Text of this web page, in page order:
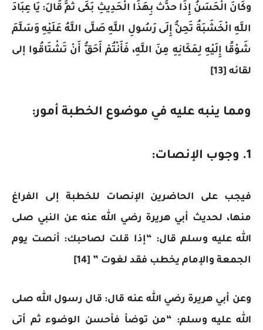
وكَانَ الْحَسَنُ إِذَا حدَّث بِهَذَا الْحَدِيثِ بَكَى ثُمَّ قَالَ: يَا عِبَادَ
اللَّهِ الْخَشَبَةُ تَحِنُّ إِلَى رَسُولِ اللَّهِ صَلَّى اللَّهُ عَلَيْهِ وَسَلَّمَ
شَوْقًا إِلَيْهِ لِمَكَانِهِ مِنَ اللَّهِ، فَأَنْتُمْ أَحَقُّ أَنْ تَشْتَاقُوا إلى
لقائه [13]
ومما ينبه عليه في موضوع الخطبة أمور:
1. وجوب الإنصات:
فيجب على الحاضرين الإنصات للخطبة إلى الفراغ
منها، لحديث أبي هريرة رضي الله عنه عن النبي صلى
الله عليه وسلم قال: “إذا قلت لصاحبك: أنصت يوم
الجمعة والإمام يخطب فقد لغوت ” [14]
وعن أبي هريرة رضي الله عنه قال: قال رسول الله صلى
الله عليه وسلم: “من توضأ فأحسن الوضوء ثم أتى